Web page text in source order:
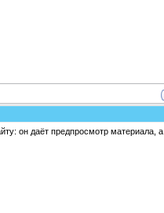
он даёт предпросмотр материала, а